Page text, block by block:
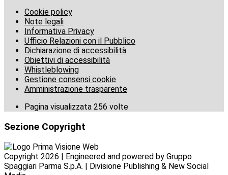
Cookie policy
Note legali
Informativa Privacy
Ufficio Relazioni con il Pubblico
Dichiarazione di accessibilità
Obiettivi di accessibilità
Whistleblowing
Gestione consensi cookie
Amministrazione trasparente
Pagina visualizzata 256 volte
Sezione Copyright
Copyright 2026 | Engineered and powered by Gruppo
Spaggiari Parma S.p.A. | Divisione Publishing & New Social